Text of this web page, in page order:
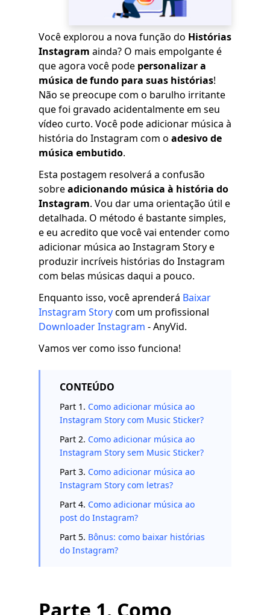
Você explorou a nova função do Histórias
Instagram ainda? O mais empolgante é
que agora você pode personalizar a
música de fundo para suas histórias!
Não se preocupe com o barulho irritante
que foi gravado acidentalmente em seu
vídeo curto. Você pode adicionar música à
história do Instagram com o adesivo de
música embutido.
Esta postagem resolverá a confusão
sobreadicionando música à história do
Instagram. Vou dar uma orientação útil e
detalhada. O método é bastante simples,
e eu acredito que você vai entender como
adicionar música ao Instagram Story e
produzir incríveis histórias do Instagram
com belas músicas daqui a pouco.
Enquanto isso, você aprenderá Baixar
Instagram Storycom um profissional
Downloader Instagram - AnyVid.
Vamos ver como isso funciona!
CONTEÚDO
Part 1. Como adicionar música ao
Instagram Story com Music Sticker?
Part 2. Como adicionar música ao
Instagram Story sem Music Sticker?
Part 3. Como adicionar música ao
Instagram Story com letras?
Part 4. Como adicionar música ao
post do Instagram?
Part 5. Bônus: como baixar histórias
do Instagram?